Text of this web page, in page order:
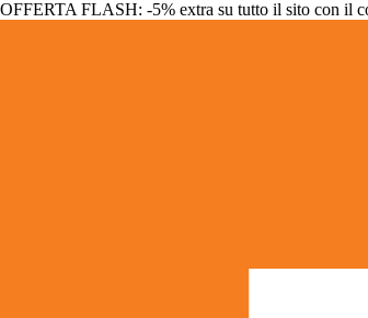
OFFERTA FLASH: -5% extra su tutto il sito con il